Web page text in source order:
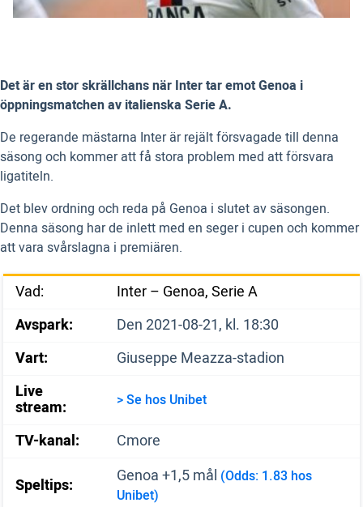
Det är en stor skrällchans när Inter tar emot Genoa i
öppningsmatchen av italienska Serie A.
De regerande mästarna Inter är rejält försvagade till denna
säsong och kommer att få stora problem med att försvara
ligatiteln.
Det blev ordning och reda på Genoa i slutet av säsongen.
Denna säsong har de inlett med en seger i cupen och kommer
att vara svårslagna i premiären.
Vad:
Inter – Genoa, Serie A
Avspark:
Den 2021-08-21, kl. 18:30
Vart:
Giuseppe Meazza-stadion
Live
stream: > Se hos Unibet
TV-kanal: Cmore
Speltips: Genoa +1,5 mål (Odds: 1.83 hos
Unibet)